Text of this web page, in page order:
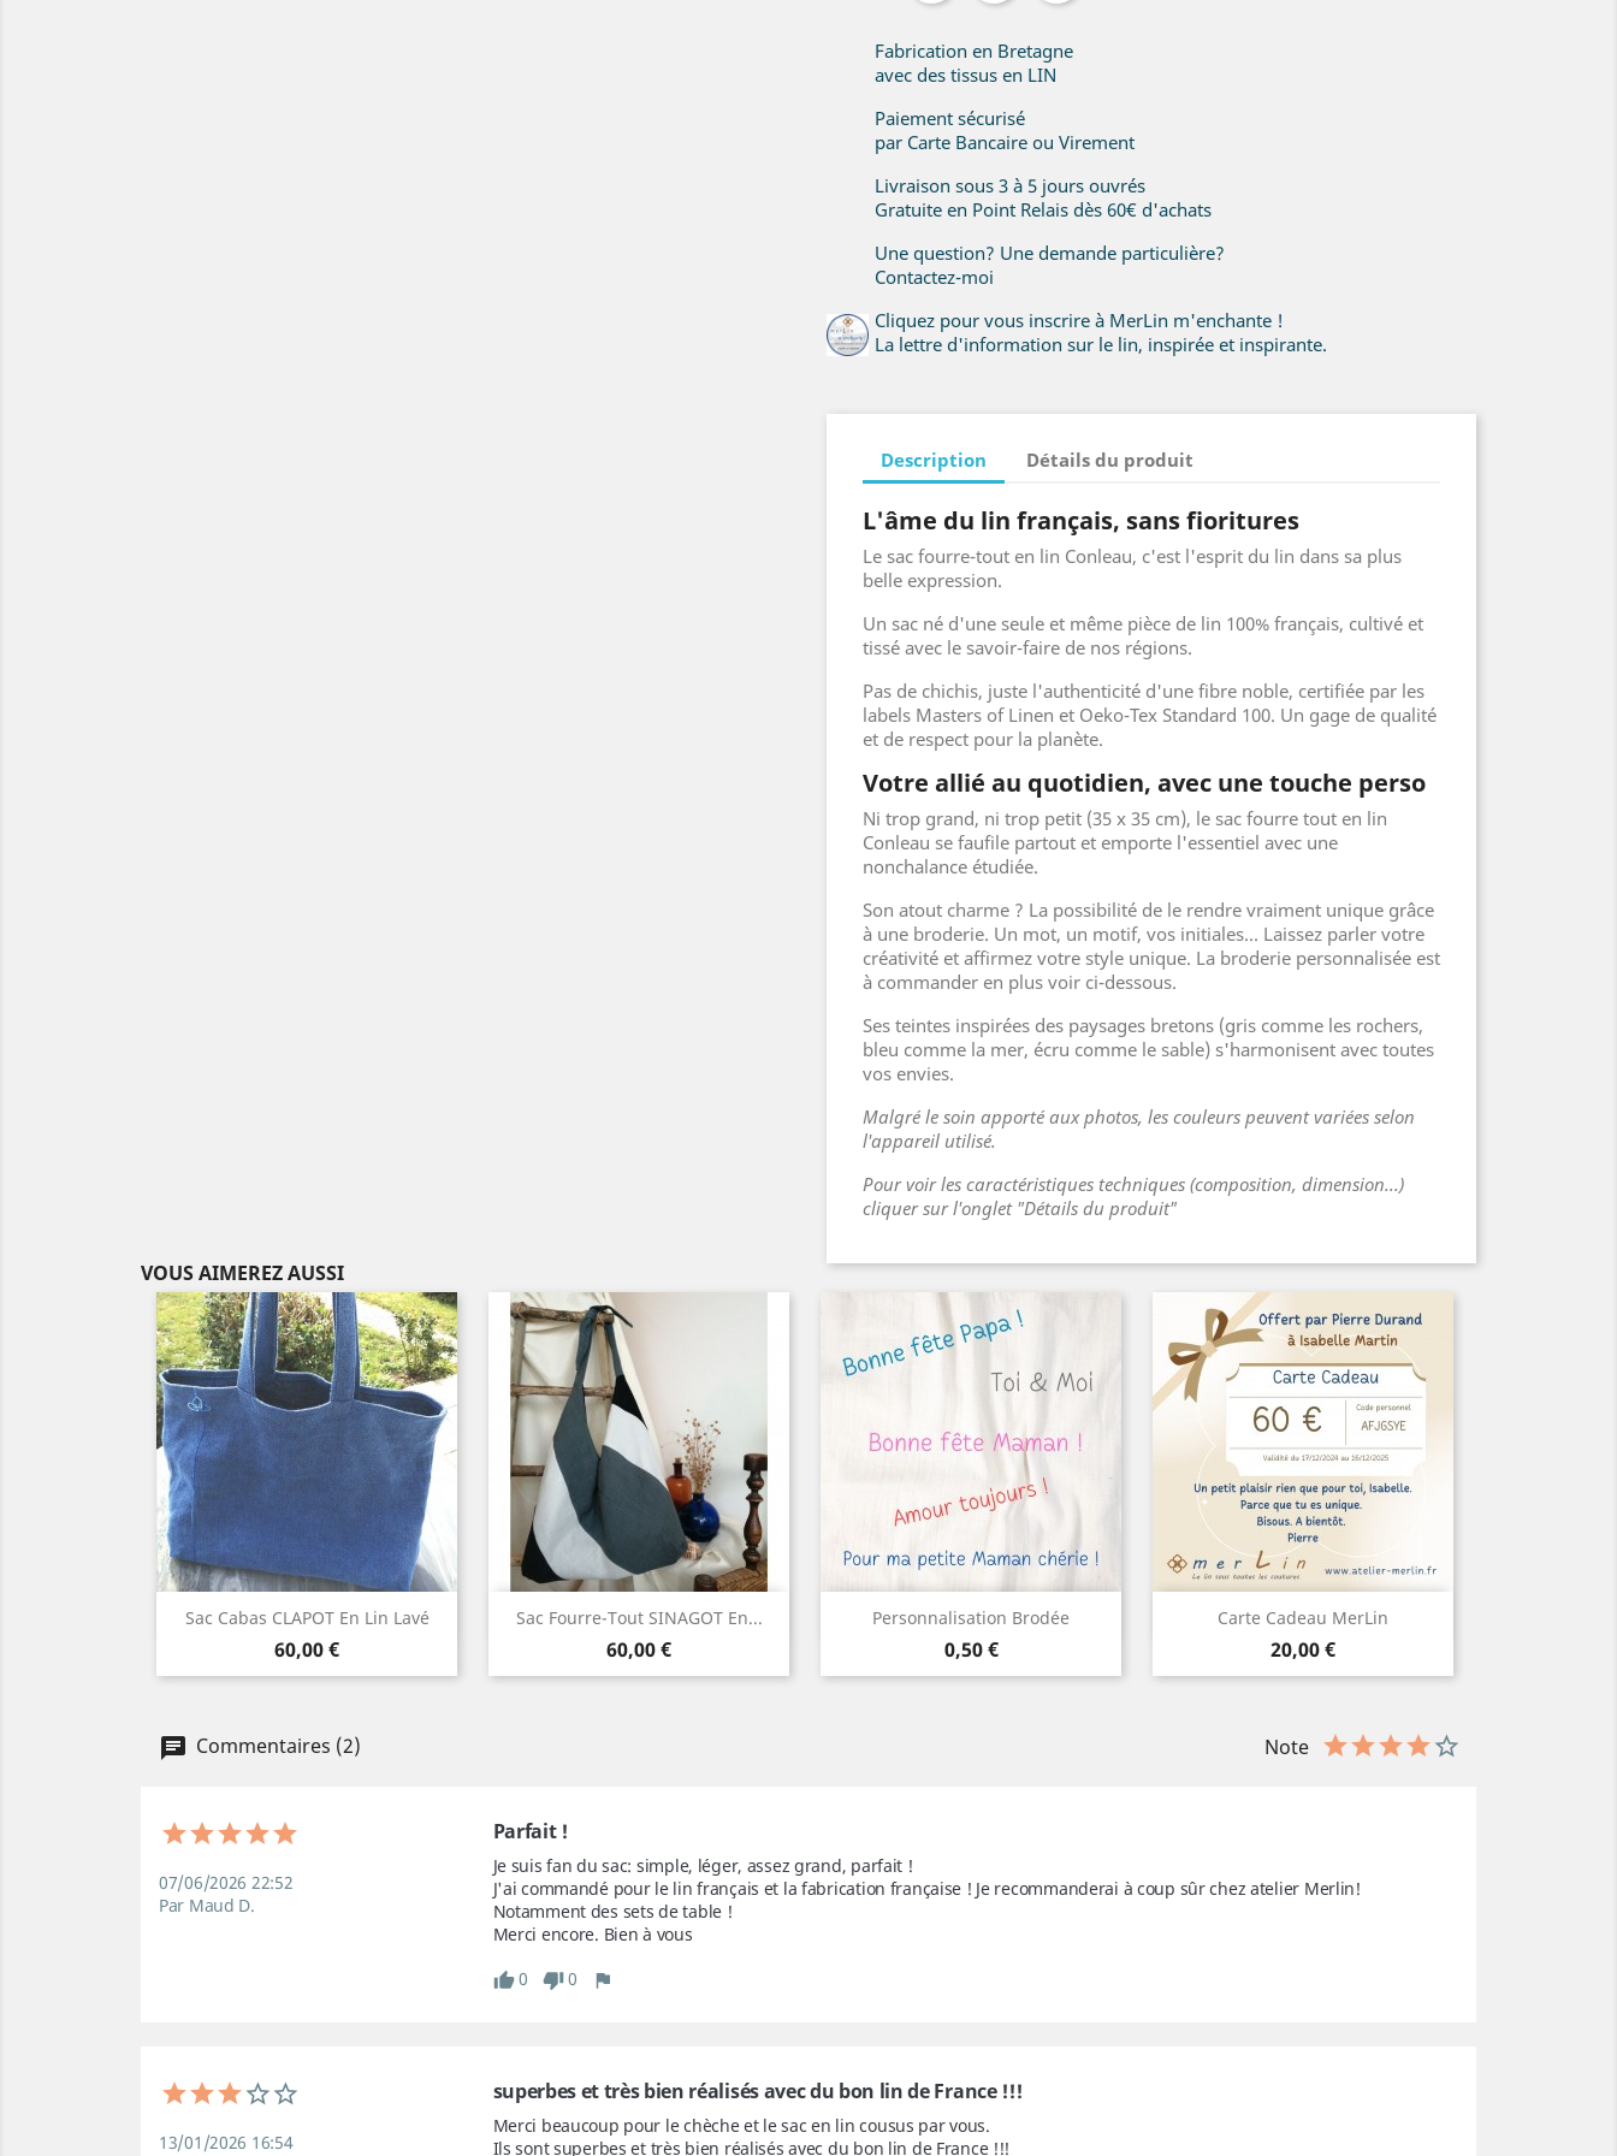
Fabrication en Bretagne
avec des tissus en LIN
Paiement sécurisé
par Carte Bancaire ou Virement
Livraison sous 3 à 5 jours ouvrés
Gratuite en Point Relais dès 60€ d'achats
Une question? Une demande particulière?
Contactez-moi
Cliquez pour vous inscrire à MerLin m'enchante !
La lettre d'information sur le lin, inspirée et inspirante.
Description Détails du produit
L'âme du lin français, sans fioritures
Le sac fourre-tout en lin Conleau, c'est l'esprit du lin dans sa plus
belle expression.
Un sac né d'une seule et même pièce de lin 100% français, cultivé et
tissé avec le savoir-faire de nos régions.
Pas de chichis, juste l'authenticité d'une fibre noble, certifiée par les
labels Masters of Linen et Oeko-Tex Standard 100. Un gage de qualité
et de respect pour la planète.
Votre allié au quotidien, avec une touche perso
Ni trop grand, ni trop petit (35 x 35 cm), le sac fourre tout en lin
Conleau se faufile partout et emporte l'essentiel avec une
nonchalance étudiée.
Son atout charme ? La possibilité de le rendre vraiment unique grâce
à une broderie. Un mot, un motif, vos initiales... Laissez parler votre
créativité et affirmez votre style unique. La broderie personnalisée est
à commander en plus voir ci-dessous.
Ses teintes inspirées des paysages bretons (gris comme les rochers,
bleu comme la mer, écru comme le sable) s'harmonisent avec toutes
vos envies.
Malgré le soin apporté aux photos, les couleurs peuvent variées selon
l'appareil utilisé.
Pour voir les caractéristiques techniques (composition, dimension...)
cliquer sur l'onglet "Détails du produit"
VOUS AIMEREZ AUSSI
Sac Cabas CLAPOT En Lin Lavé
Prix
60,00 €
Aperçu rapide
Lin
naturel
Bleu
foncé
Sac Fourre-Tout SINAGOT En...
Prix
60,00 €
Aperçu rapide Personnalisation Brodée
Prix
0,50 €
Aperçu rapide Carte Cadeau MerLin
Prix
20,00 €
Aperçu rapide
Commentaires (2) Note
07/06/2026 22:52
Par Maud D.
Parfait !
Je suis fan du sac: simple, léger, assez grand, parfait !
J'ai commandé pour le lin français et la fabrication française ! Je recommanderai à coup sûr chez atelier Merlin!
Notamment des sets de table !
Merci encore. Bien à vous
0
0
13/01/2026 16:54
superbes et très bien réalisés avec du bon lin de France !!!
Merci beaucoup pour le chèche et le sac en lin cousus par vous.